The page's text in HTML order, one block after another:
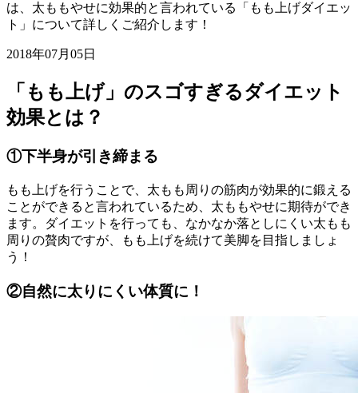
は、太ももやせに効果的と言われている「もも上げダイエッ
ト」について詳しくご紹介します！
2018年07月05日
「もも上げ」のスゴすぎるダイエット
効果とは？
①下半身が引き締まる
もも上げを行うことで、太もも周りの筋肉が効果的に鍛える
ことができると言われているため、太ももやせに期待ができ
ます。ダイエットを行っても、なかなか落としにくい太もも
周りの贅肉ですが、もも上げを続けて美脚を目指しましょ
う！
②自然に太りにくい体質に！